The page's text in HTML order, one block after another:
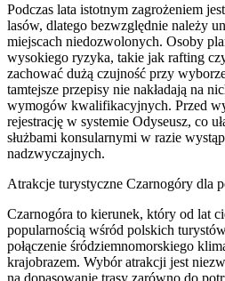
Podczas lata istotnym zagrożeniem
lasów, dlatego bezwzględnie należy
miejscach niedozwolonych. Osoby
wysokiego ryzyka, takie jak rafting
zachować dużą czujność przy
tamtejsze przepisy nie nakładają na
wymogów kwalifikacyjnych. Przed
rejestrację w systemie Odyseusz, co
służbami konsularnymi w razie
nadzwyczajnych.
Atrakcje turystyczne Czarnogóry dla
Czarnogóra to kierunek, który od lat
popularnością wśród polskich
połączenie śródziemnomorskiego
krajobrazem. Wybór atrakcji jest
na dopasowanie trasy zarówno do